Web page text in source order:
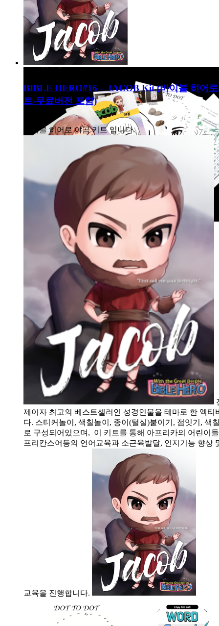
BIBLE HERO#16 – JACOB Kit (바이블 히어
트-무료버전 포함)
바이블 히어로 야곱 키트 입니다.
제이자 최고의 베스트셀러인 성경인물을 테마로 한 엑티
다. 스티커놀이, 색칠놀이, 종이(털실)붙이기, 점잇기, 색
로 구성되어있으며, 이 키트를 통해 아프리카의 어린이
프리칸스어등의 언어교육과 소근육발달, 인지기능 향상
교육을 진행합니다.